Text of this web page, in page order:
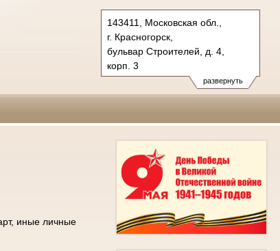
развернуть
143411, Московская обл.,
г. Красногорск,
бульвар Строителей, д. 4,
корп. 3
Тел.: +7 (498) 692 60 00
post.50os0000@sudrf.ru
иные личные